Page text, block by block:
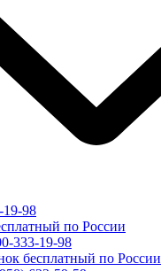
19-98
по России
333-19-98
бесплатный по России